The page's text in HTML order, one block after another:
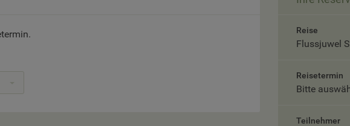
Reise
Flussjuwel
Reisetermin
Bitte
Teilnehmer